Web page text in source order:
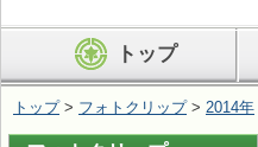
ン
を
トップ
トップ> フォトクリップ> 2014年